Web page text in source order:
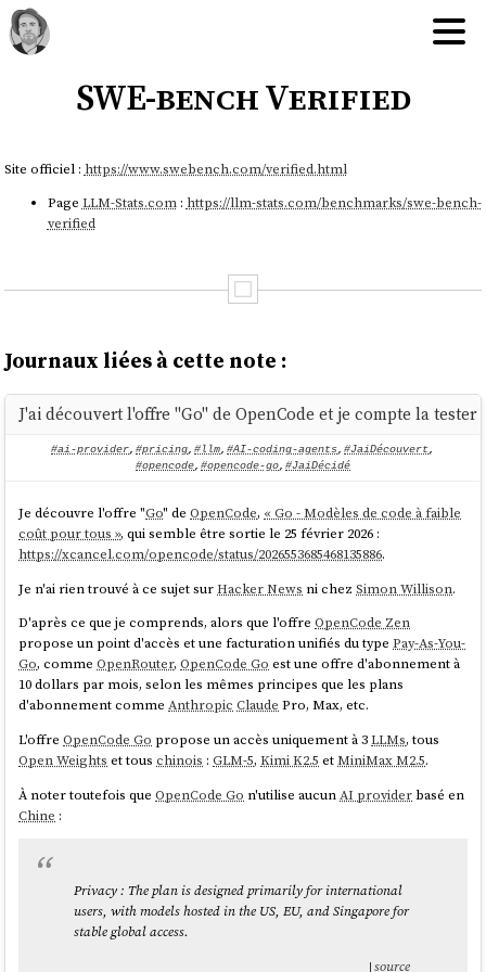
SWE-bench Verified
Site officiel : https://www.swebench.com/verified.html
Page LLM-Stats.com: https://llm-stats.com/benchmarks/swe-bench-
verified
Journaux liées à cette note :
J'ai découvert l'offre "Go" de OpenCode et je compte la
#ai-provider, #pricing, #llm, #AI-coding-agents, #JaiDécouvert,
#opencode, #opencode-go, #JaiDécidé
Je découvre l'offre "Go" deOpenCode, « Go - Modèles de code à faible
coût pour tous », qui semble être sortie le 25 février 2026 :
https://xcancel.com/opencode/status/2026553685468135886.
Je n'ai rien trouvé à ce sujet surHacker News ni chezSimon Willison.
D'après ce que je comprends, alors que l'offreOpenCode Zen
propose un point d'accès et une facturation unifiés du typePay-As-You-
Go, commeOpenRouter,OpenCode Go est une offre d'abonnement à
10 dollars par mois, selon les mêmes principes que les plans
d'abonnement commeAnthropic Claude Pro, Max, etc.
L'offreOpenCode Go propose un accès uniquement à 3LLMs, tous
Open Weights et touschinois :GLM-5,Kimi K2.5 etMiniMax M2.5.
À noter toutefois queOpenCode Go n'utilise aucunAI providerbasé en
Chine :
Privacy : The plan is designed primarily for international
users, with models hosted in the US, EU, and Singapore for
stable global access.
source